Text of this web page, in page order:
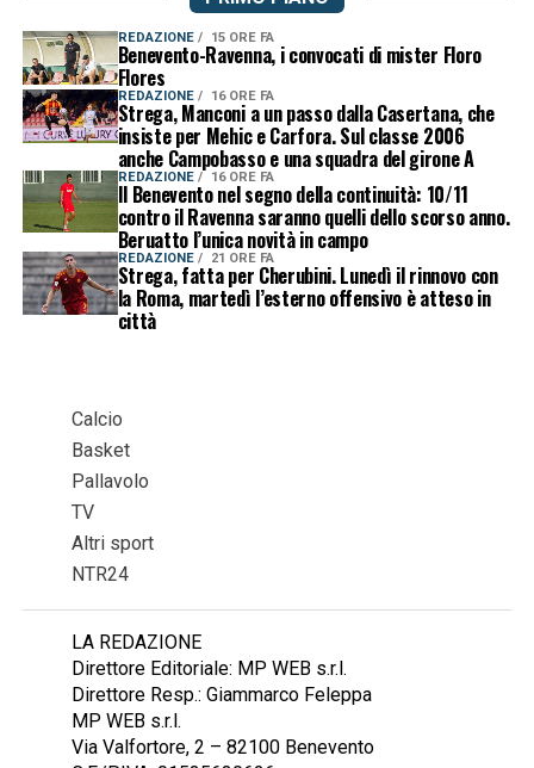
REDAZIONE 15 ORE FA
Benevento-Ravenna, i convocati di mister Floro
Flores
REDAZIONE 16 ORE FA
Strega, Manconi a un passo dalla Casertana, che
insiste per Mehic e Carfora. Sul classe 2006
anche Campobasso e una squadra del girone A
REDAZIONE 16 ORE FA
Il Benevento nel segno della continuità: 10/11
contro il Ravenna saranno quelli dello scorso anno.
Beruatto l’unica novità in campo
REDAZIONE 21 ORE FA
Strega, fatta per Cherubini. Lunedì il rinnovo con
la Roma, martedì l’esterno offensivo è atteso in
città
Calcio
Basket
Pallavolo
TV
Altri sport
NTR24
LA REDAZIONE
Direttore Editoriale: MP WEB s.r.l.
Direttore Resp.: Giammarco Feleppa
MP WEB s.r.l.
Via Valfortore, 2 – 82100 Benevento